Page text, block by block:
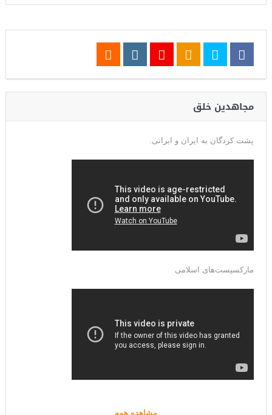
مجاهدین خلق
پشت کردگان به ایران و ایرانی.
مارکسیست‌های اسلامی
مشاهده همه